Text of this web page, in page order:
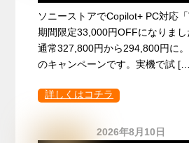
ソニーストアでCopilot+ PC対応
期間限定33,000円OFFになりま
通常327,800円から294,800円に
のキャンペーンです。実機で試
詳しくはコチラ
2026年8月10日